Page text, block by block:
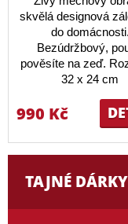
skvělá designová
do domácnosti.
Bezúdržbový,
pověsíte na zeď.
32 x 24 cm
990 Kč
TAJNÉ DÁRKY